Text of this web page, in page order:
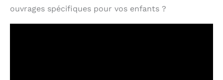
ouvrages spécifiques pour vos enfants ?